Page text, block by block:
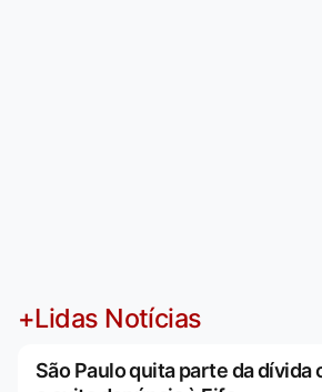
+Lidas Notícias
São Paulo quita parte da dívida